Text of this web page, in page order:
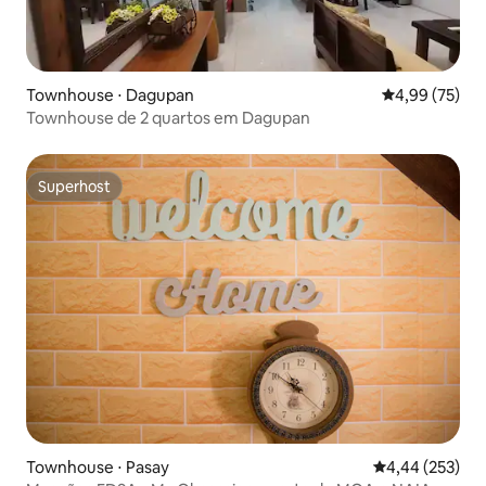
Townhouse ⋅ Dagupan 4,99 de uma
4,99 (75)
Townhouse de 2 quartos em Dagupan
Superhost
Superhost
Townhouse ⋅ Pasay 4,44 de uma
4,44 (253)